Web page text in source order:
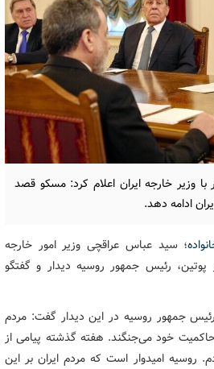
وزیر خارجه ایران اعلام کرد: مسکو قصد
ادامه دهد.
؛ سید عباس عراقچی وزیر امور خارجه
پوتین، رئیس جمهور روسیه دیدار و گفتگو
جمهور روسیه در این دیدار گفت: مردم
حاکمیت خود می‌جنگند. هفته گذشته پیامی از
روسیه امیدوار است که مردم ایران بر این